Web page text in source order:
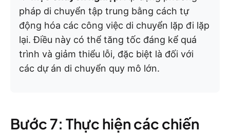
pháp di chuyển tập trung bằng cách tự
động hóa các công việc di chuyển lặp đi lặp
lại. Điều này có thể tăng tốc đáng kể quá
trình và giảm thiểu lỗi, đặc biệt là đối với
các dự án di chuyển quy mô lớn.
Bước 7: Thực hiện các chiến